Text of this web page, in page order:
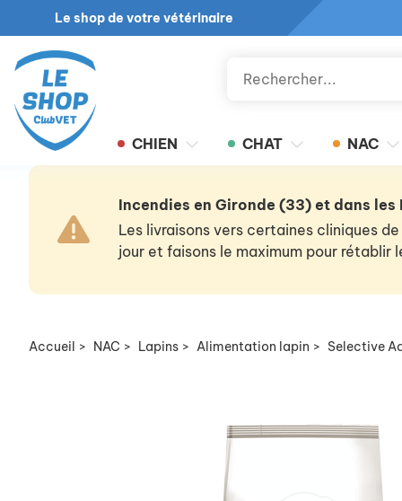
Le shop de votre vétérinaire
CHIEN CHAT NAC
Incendies en Gironde (33) et dans
Les livraisons vers certaines cliniques
jour et faisons le maximum pour rétablir
Accueil > NAC > Lapins > Alimentation lapin > Selective